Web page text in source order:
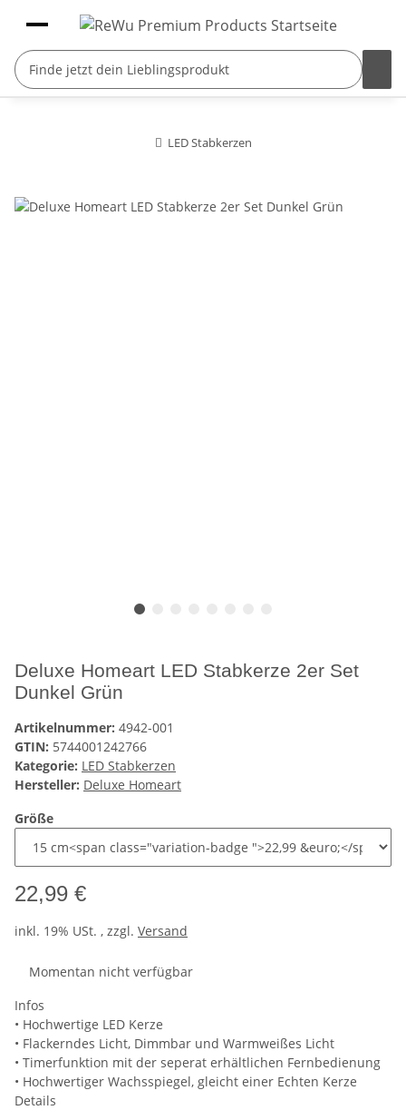
LED Stabkerzen
Deluxe Homeart LED Stabkerze 2er Set
Dunkel Grün
Artikelnummer: 4942-001
GTIN: 5744001242766
Kategorie: LED Stabkerzen
Hersteller: Deluxe Homeart
Größe
22,99 €
inkl. 19% USt. , zzgl. Versand
Momentan nicht verfügbar
Infos
• Hochwertige LED Kerze
• Flackerndes Licht, Dimmbar und Warmweißes Licht
• Timerfunktion mit der seperat erhältlichen Fernbedienung
• Hochwertiger Wachsspiegel, gleicht einer Echten Kerze
Details